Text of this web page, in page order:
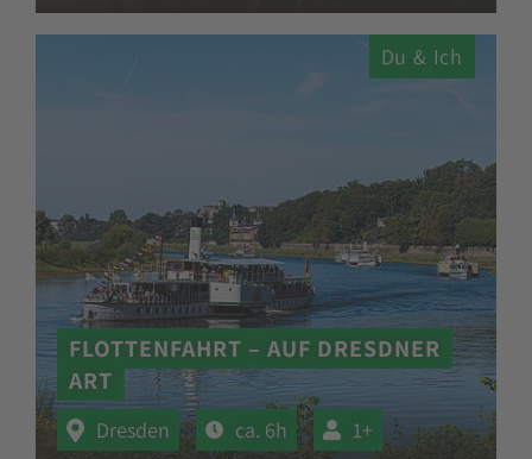
Du & Ich
FLOTTENFAHRT – AUF DRESDNER
ART
Dresden ca. 6h 1+